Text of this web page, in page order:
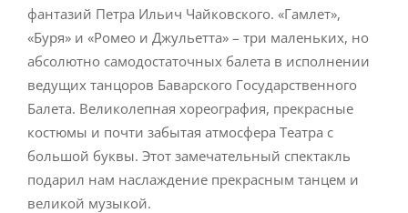
фантазий Петра Ильич Чайковского. «Гамлет»,
«Буря» и «Ромео и Джульетта» – три маленьких, но
абсолютно самодостаточных балета в исполнении
ведущих танцоров Баварского Государственного
Балета. Великолепная хореография, прекрасные
костюмы и почти забытая атмосфера Театра с
большой буквы. Этот замечательный спектакль
подарил нам наслаждение прекрасным танцем и
великой музыкой.